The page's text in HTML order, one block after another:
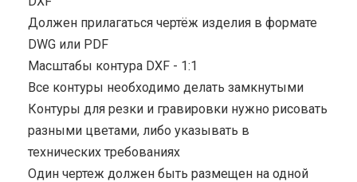
Должен прилагаться чертёж изделия в формате
DWG или PDF
Масштабы контура DXF - 1:1
Все контуры необходимо делать замкнутыми
Контуры для резки и гравировки нужно рисовать
разными цветами, либо указывать в
технических требованиях
Один чертеж должен быть размещен на одной